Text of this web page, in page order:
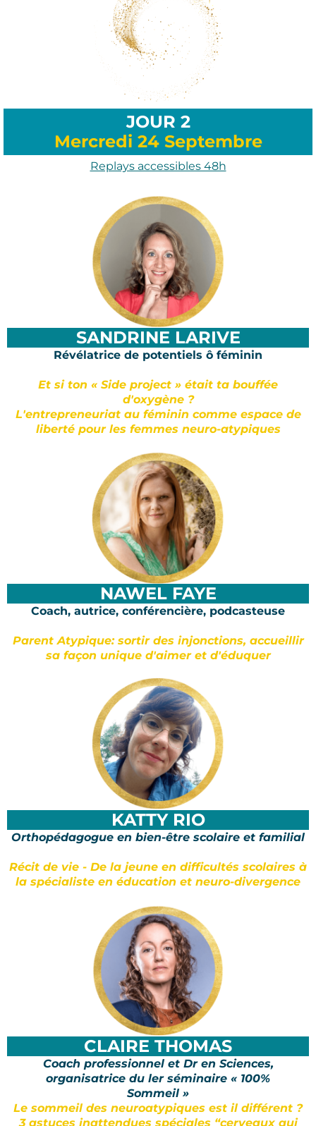
JOUR 2
Mercredi 24 Septembre
Replays accessibles 48h
SANDRINE LARIVE
Révélatrice de potentiels ô féminin
Et si ton « Side project » était ta bouffée
d'oxygène ?
L'entrepreneuriat au féminin comme espace de
liberté pour les femmes neuro-atypiques
NAWEL FAYE
Coach, autrice, conférencière, podcasteuse
Parent Atypique: sortir des injonctions, accueillir
sa façon unique d'aimer et d'éduquer
KATTY RIO
Orthopédagogue en bien-être scolaire et familial
Récit de vie - De la jeune en difficultés scolaires à
la spécialiste en éducation et neuro-divergence
CLAIRE THOMAS
Coach professionnel et Dr en Sciences,
organisatrice du ler séminaire « 100%
Sommeil »
Le sommeil des neuroatypiques est il différent ?
3 astuces inattendues spéciales “cerveaux qui